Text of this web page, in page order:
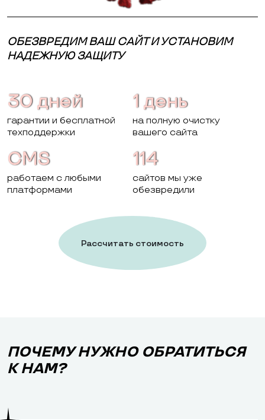
ОБЕЗВРЕДИМ ВАШ САЙТ И УСТАНОВИМ
НАДЕЖНУЮ ЗАЩИТУ
30 дней
гарантии и бесплатной
техподдержки
1 день
на полную очистку
вашего сайта
CMS
работаем с любыми
платформами
114
сайтов мы уже
обезвредили
Рассчитать стоимость
ПОЧЕМУ НУЖНО ОБРАТИТЬСЯ
К НАМ?